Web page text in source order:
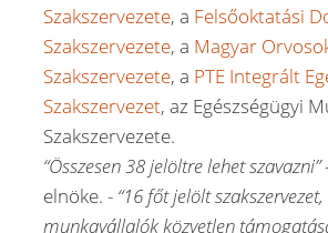
Szakszervezete, a Felsőoktatási
Szakszervezete, a Magyar
Szakszervezete, a PTE Integrált
Szakszervezet, az Egészségügyi
Szakszervezete.
“Összesen 38 jelöltre lehet szavazni”
elnöke. - “16 főt jelölt
munkavállalók közvetlen